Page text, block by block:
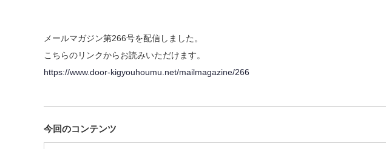
メールマガジン第266号を配信しました。
こちらのリンクからお読みいただけます。
https://www.door-kigyouhoumu.net/mailmagazine/266
今回のコンテンツ